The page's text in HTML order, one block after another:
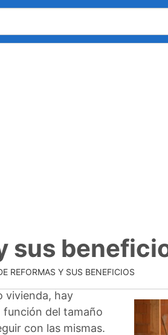
sus
REFORMAS Y SUS BENEFICIOS
vivienda, hay
función del tamaño
con las mismas.